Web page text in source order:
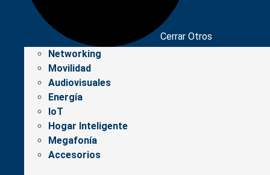
Cerrar Otros
Networking
Movilidad
Audiovisuales
Energía
IoT
Hogar Inteligente
Megafonía
Accesorios